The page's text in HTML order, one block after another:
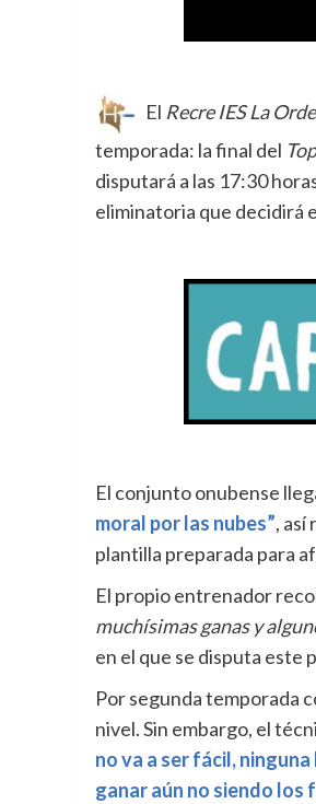
El Recre IES La
temporada: la final del
disputará a las 17:30
eliminatoria que decidirá
El conjunto onubense
moral por las nubes”, así
plantilla preparada para
El propio entrenador
muchísimas ganas y
en el que se disputa este
Por segunda temporada
nivel. Sin embargo, el
no va a ser fácil,
ganar aún no siendo los